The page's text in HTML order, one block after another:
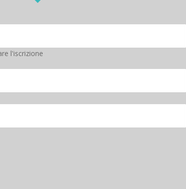
ma di soluzioni integrate.” Ha sottolineato
della cybersecurity e della sua convergenza
della convergenza tra networking e
integrata.. Il punto chiave? “Essere credibili,
i partner. È questa la nostra forza.”
dell’1,5% (
per crescere, integrare per competere.
offerte ai partner: dai vantaggi offerti dal
Fortinet non è solo un vendor, ma un ecosistema
la crescita e l’evoluzione delle minacce
informazioni affidabili sulle minacce. Utilizzando
di attacco a livello mondiale e impiega
assicurandovi di essere preparati a ciò che
artificiale e in tempo reale i dati raccolti
minacce più diffuse — come i ransomware — e di
la capacità di orchestrare le difese in modo
l'iscrizione